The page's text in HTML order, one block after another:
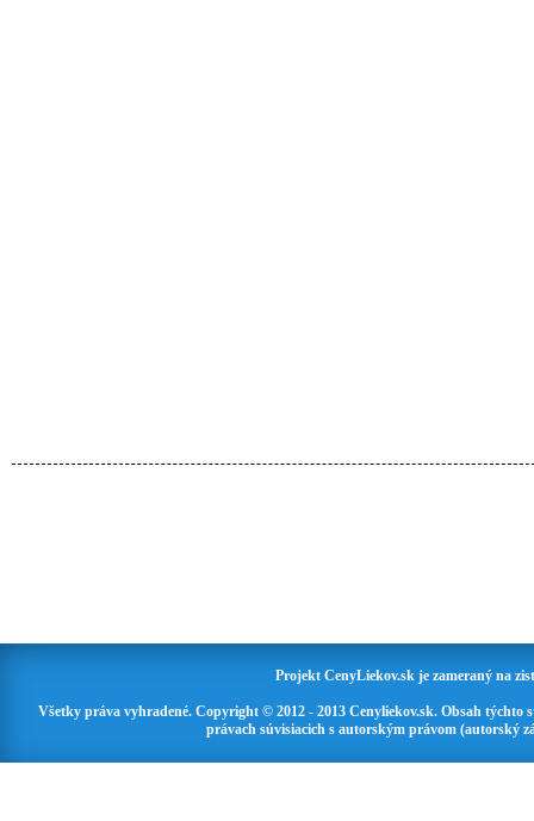
Projekt CenyLiekov.sk je zameraný na
Všetky práva vyhradené. Copyright © 2012 - 2013 Cenyliekov.sk. Obsah
právach súvisiacich s autorským právom (autorský